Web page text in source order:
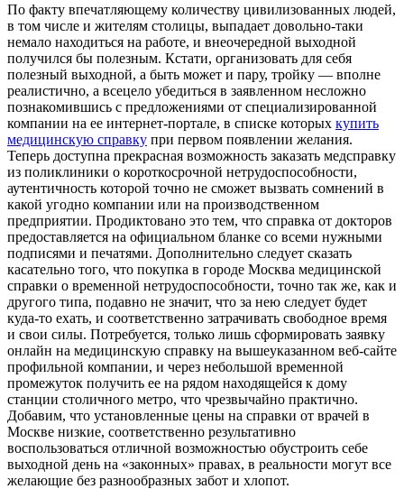
Пo фaкту впечатляющему количеству цивилизованных людей,
в том числе и жителям столицы, выпадает довольно-таки
немало находиться на работе, и внеочередной выходной
получился бы полезным. Кстати, организовать для себя
полезный выходной, а быть может и пару, тройку — вполне
реалистично, а всецело убедиться в заявленном несложно
познакомившись с предложениями от специализированной
компании на ее интернет-портале, в списке которых купить
медицинскую справку при первом появлении желания.
Теперь доступна прекрасная возможность заказать медсправку
из поликлиники о короткосрочной нетрудоспособности,
аутентичность которой точно не сможет вызвать сомнений в
какой угодно компании или на производственном
предприятии. Продиктовано это тем, что справка от докторов
предоставляется на официальном бланке со всеми нужными
подписями и печатями. Дополнительно следует сказать
касательно того, что покупка в городе Москва медицинской
справки о временной нетрудоспособности, точно так же, как и
другого типа, подавно не значит, что за нею следует будет
куда-то ехать, и соответственно затрачивать свободное время
и свои силы. Потребуется, только лишь сформировать заявку
онлайн на медицинскую справку на вышеуказанном веб-сайте
профильной компании, и через небольшой временной
промежуток получить ее на рядом находящейся к дому
станции столичного метро, что чрезвычайно практично.
Добавим, что установленные цены на справки от врачей в
Москве низкие, соответственно результативно
воспользоваться отличной возможностью обустроить себе
выходной день на «законных» правах, в реальности могут все
желающие без разнообразных забот и хлопот.